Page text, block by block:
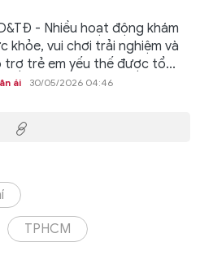
- Nhiều hoạt động khám
khỏe, vui chơi trải nghiệm và
trợ trẻ em yếu thế được tổ...
ái 30/05/2026 04:46
TPHCM